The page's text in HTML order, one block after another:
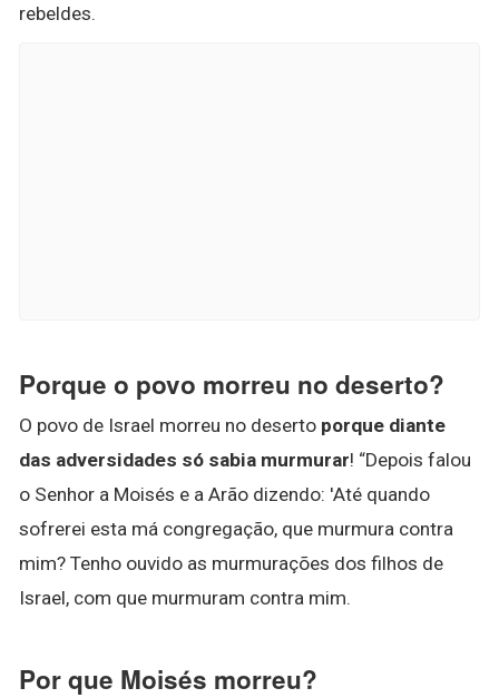
rebeldes.
Porque o povo morreu no deserto?
O povo de Israel morreu no deserto porque diante
das adversidades só sabia murmurar! “Depois falou
o Senhor a Moisés e a Arão dizendo: 'Até quando
sofrerei esta má congregação, que murmura contra
mim? Tenho ouvido as murmurações dos filhos de
Israel, com que murmuram contra mim.
Por que Moisés morreu?